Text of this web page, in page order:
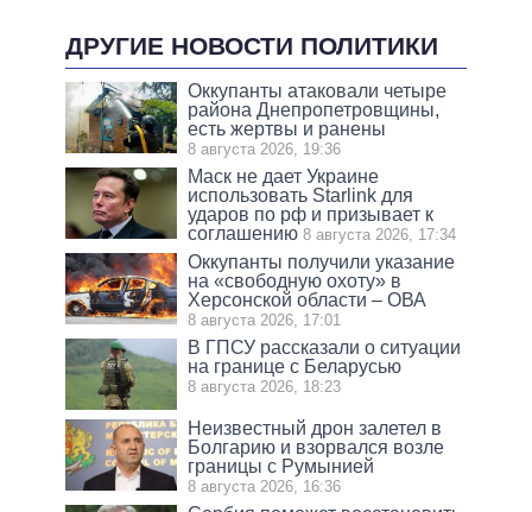
ДРУГИЕ НОВОСТИ ПОЛИТИКИ
Оккупанты атаковали четыре
района Днепропетровщины,
есть жертвы и ранены
8 августа 2026, 19:36
Маск не дает Украине
использовать Starlink для
ударов по рф и призывает к
соглашению 8 августа 2026, 17:34
Оккупанты получили указание
на «свободную охоту» в
Херсонской области – ОВА
8 августа 2026, 17:01
В ГПСУ рассказали о ситуации
на границе с Беларусью
8 августа 2026, 18:23
Неизвестный дрон залетел в
Болгарию и взорвался возле
границы с Румынией
8 августа 2026, 16:36